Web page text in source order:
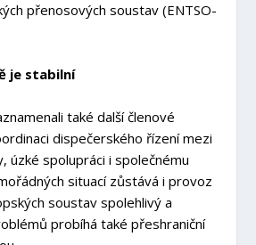
přenosových soustav (ENTSO-
je stabilní
také další členové
dispečerského řízení mezi
úzké spolupráci i společnému
situací zůstává i provoz
soustav spolehlivý a
probíhá také přeshraniční